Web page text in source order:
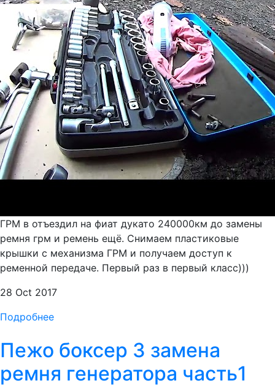
ГРМ в отъездил на фиат дукато 240000км до замены
ремня грм и ремень ещё. Снимаем пластиковые
крышки с механизма ГРМ и получаем доступ к
ременной передаче. Первый раз в первый класс)))
28 Oct 2017
Подробнее
Пежо боксер 3 замена
ремня генератора часть1